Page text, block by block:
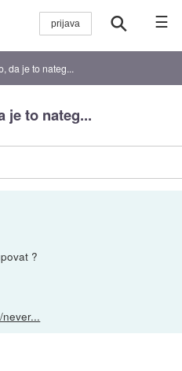
☰
da je to nateg...
je to nateg...
?